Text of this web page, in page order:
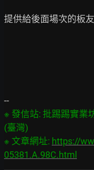
提供給後面場次的板
※ 發信站: 批踢踢實業
(臺灣)
※ 文章網址: https://
05381.A.98C.html